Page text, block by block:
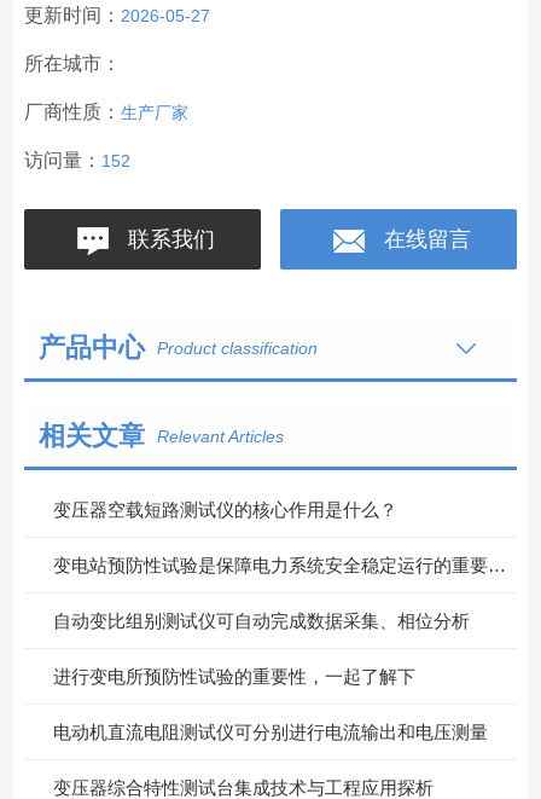
更新时间： 2026-05-27
所在城市：
厂商性质： 生产厂家
访问量： 152
联系我们 在线留言
产品中心 Product classification
相关文章 Relevant Articles
变压器空载短路测试仪的核心作用是什么？
变电站预防性试验是保障电力系统安全稳定运行的重要措施
自动变比组别测试仪可自动完成数据采集、相位分析
进行变电所预防性试验的重要性，一起了解下
电动机直流电阻测试仪可分别进行电流输出和电压测量
变压器综合特性测试台集成技术与工程应用探析